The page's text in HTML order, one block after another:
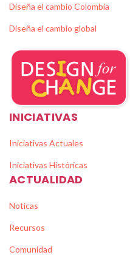
Diseña el cambio Colombia
Diseña el cambio global
INICIATIVAS
Iniciativas Actuales
Iniciativas Históricas
ACTUALIDAD
Noticas
Recursos
Comunidad